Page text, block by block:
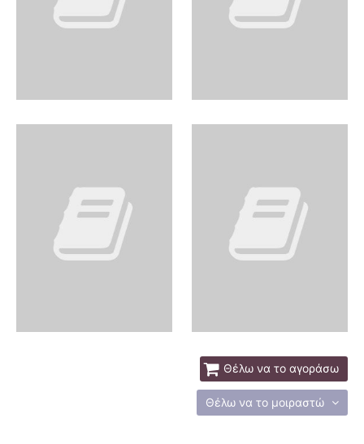
Θέλω να το αγοράσω
Θέλω να το μοιραστώ